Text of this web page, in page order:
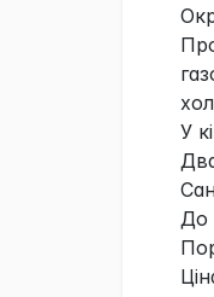
У
До